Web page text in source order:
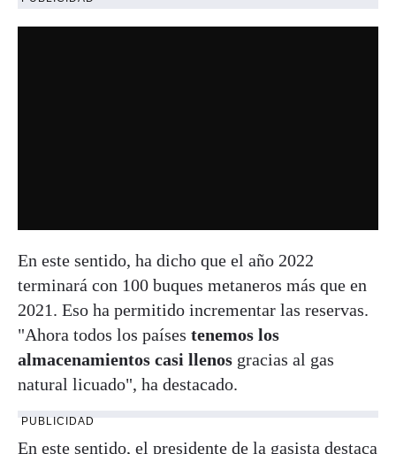
En este sentido, ha dicho que el año 2022
terminará con 100 buques metaneros más que en
2021. Eso ha permitido incrementar las reservas.
"Ahora todos los países tenemos los
almacenamientos casi llenos gracias al gas
natural licuado", ha destacado.
PUBLICIDAD
En este sentido, el presidente de la gasista destaca